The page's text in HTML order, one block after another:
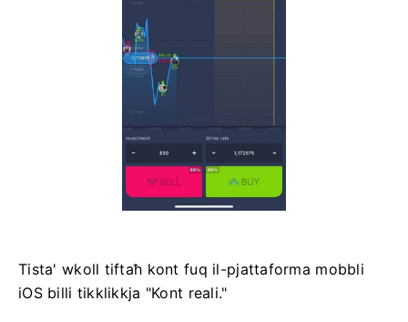
Tista' wkoll tiftaħ kont fuq il-pjattaforma mobbli
iOS billi tikklikkja "Kont reali."